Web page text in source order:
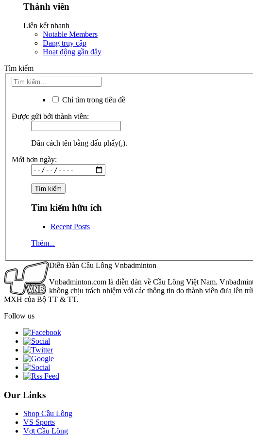
Thành viên
Liên kết nhanh
Notable Members
Đang truy cập
Hoạt động gần đây
Tìm kiếm
Chỉ tìm trong tiêu đề
Được gửi bởi thành viên:
Dãn cách tên bằng dấu phẩy(,).
Mới hơn ngày:
Tìm kiếm hữu ích
Recent Posts
Thêm...
Diễn Đàn Cầu Lông Vnbadminton
Vnbadminton.com là diễn đàn về Cầu Lông Việt Nam.
không chịu trách nhiệm với các thông tin do thành viên đưa lên
MXH của Bộ TT & TT.
Follow us
Our Links
Shop Cầu Lông
VS Sports
Vợt Cầu Lông